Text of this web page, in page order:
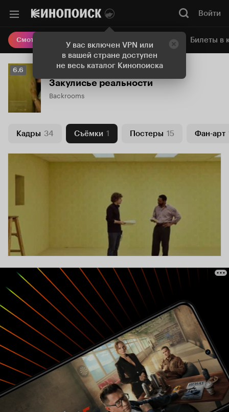
У вас включен VPN или
в вашей стране доступен
не весь каталог Кинопоиска
Войти
Смотреть кино Онлайн-кинотеатр Билеты в
Рейтинг
Кинопоиска
6.6
Закулисье реальности
Backrooms
Кадры 34 Съёмки 1 Постеры 15 Фан-арт